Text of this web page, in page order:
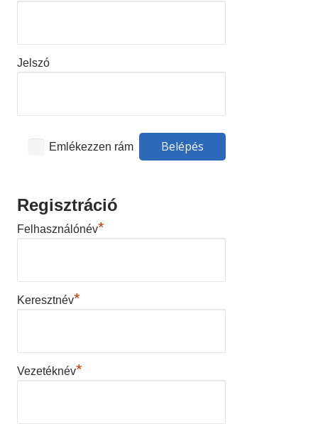
Jelszó
Emlékezzen rám
Regisztráció
Felhasználónév*
Keresztnév*
Vezetéknév*